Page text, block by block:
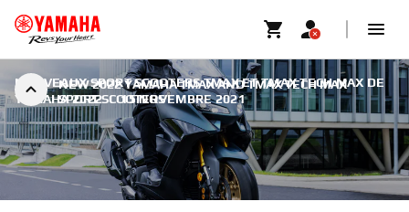
NEW 2022 YAMAHA TMAX AND TMAX TECH MAX
SPORT SCOOTERS
NOUVEAUX SPORT SCOOTERS TMAX ET TMAX TECH MAX DE
YAMAHA 2022 | 15 NOVEMBRE 2021